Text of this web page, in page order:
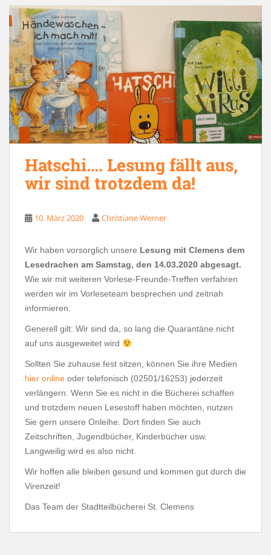
Hatschi…. Lesung fällt aus,
wir sind trotzdem da!
10. März 2020 Christiane Werner
Wir haben vorsorglich unsere Lesung mit Clemens dem
Lesedrachen am Samstag, den 14.03.2020 abgesagt.
Wie wir mit weiteren Vorlese-Freunde-Treffen verfahren
werden wir im Vorleseteam besprechen und zeitnah
informieren.
Generell gilt: Wir sind da, so lang die Quarantäne nicht
auf uns ausgeweitet wird
Sollten Sie zuhause fest sitzen, können Sie ihre Medien
hier online oder telefonisch (02501/16253) jederzeit
verlängern. Wenn Sie es nicht in die Bücherei schaffen
und trotzdem neuen Lesestoff haben möchten, nutzen
Sie gern unsere Onleihe. Dort finden Sie auch
Zeitschriften, Jugendbücher, Kinderbücher usw.
Langweilig wird es also nicht.
Wir hoffen alle bleiben gesund und kommen gut durch die
Virenzeit!
Das Team der Stadtteilbücherei St. Clemens